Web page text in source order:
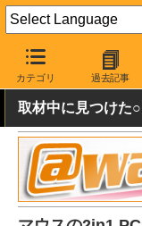
カテゴリ 過去記事
AKIBA PC Hotline! 秋
取材中に見つけた